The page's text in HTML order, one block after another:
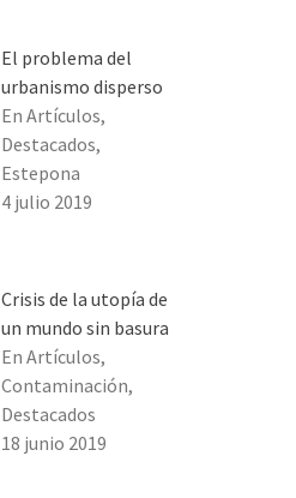
El problema del
urbanismo disperso
En Artículos,
Destacados,
Estepona
4 julio 2019
Crisis de la utopía de
un mundo sin basura
En Artículos,
Contaminación,
Destacados
18 junio 2019